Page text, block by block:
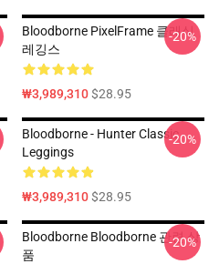
Bloodborne PixelFrame 클래식
레깅스
₩3,989,310$28.95
-20%
Bloodborne - Hunter Classic
Leggings
₩3,989,310$28.95
-20%
Bloodborne Bloodborne 관련 상
품
-20%